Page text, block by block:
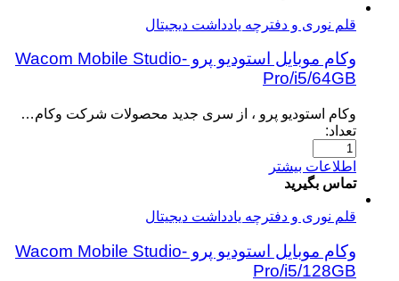
قلم نوری و دفترچه یادداشت دیجیتال
وکام موبایل استودیو پرو -Wacom Mobile Studio
Pro/i5/64GB
وکام استودیو پرو ، از سری جدید محصولات شرکت وکام…
تعداد:
اطلاعات بیشتر
تماس بگیرید
قلم نوری و دفترچه یادداشت دیجیتال
وکام موبایل استودیو پرو -Wacom Mobile Studio
Pro/i5/128GB